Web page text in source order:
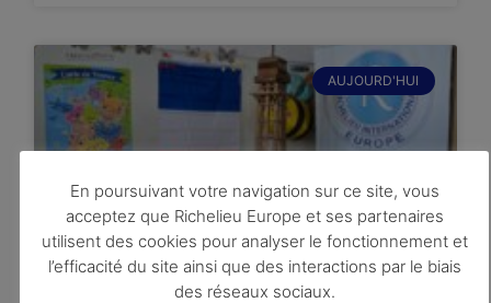
AUJOURD'HUI
En poursuivant votre navigation sur ce site, vous
acceptez que Richelieu Europe et ses partenaires
utilisent des cookies pour analyser le fonctionnement et
l’efficacité du site ainsi que des interactions par le biais
des réseaux sociaux.